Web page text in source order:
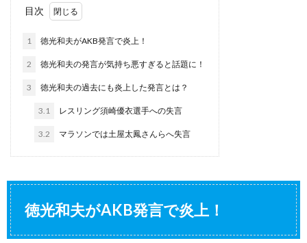
目次
1 徳光和夫がAKB発言で炎上！
2 徳光和夫の発言が気持ち悪すぎると話題に！
3 徳光和夫の過去にも炎上した発言とは？
3.1 レスリング須崎優衣選手への失言
3.2 マラソンでは土屋太鳳さんらへ失言
徳光和夫がAKB発言で炎上！